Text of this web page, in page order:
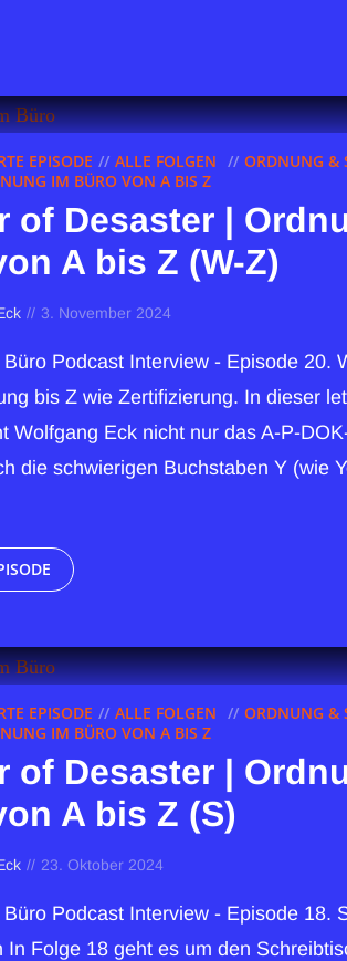
EPISODE
ALLE FOLGEN
ORDNUNG &
IM BÜRO VON A BIS Z
of Desaster |
A bis Z (W-Z)
3. November 2024
Podcast Interview - Episode 20.
bis Z wie Zertifizierung. In dieser
Wolfgang Eck nicht nur das A-P-
die schwierigen Buchstaben Y (wie
EPISODE
ALLE FOLGEN
ORDNUNG &
IM BÜRO VON A BIS Z
of Desaster |
A bis Z (S)
23. Oktober 2024
Podcast Interview - Episode 18.
In Folge 18 geht es um den